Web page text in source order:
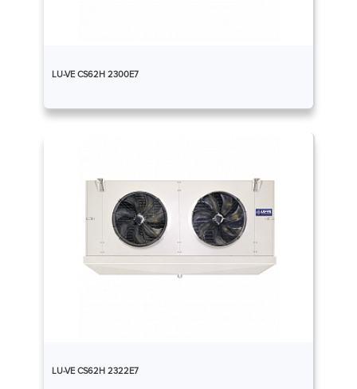
LU-VE CS62H 2300E7
LU-VE CS62H 2322E7